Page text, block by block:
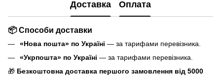
Доставка Оплата
📦 Способи доставки
«Нова пошта» по Україні — за тарифами перевізника.
«Укрпошта» по Україні — за тарифами перевізника.
🎁 Безкоштовна доставка першого замовлення від 5000